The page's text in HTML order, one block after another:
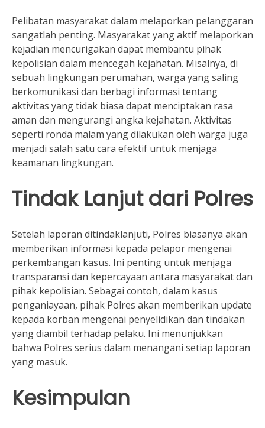
Pelibatan masyarakat dalam melaporkan pelanggaran
sangatlah penting. Masyarakat yang aktif melaporkan
kejadian mencurigakan dapat membantu pihak
kepolisian dalam mencegah kejahatan. Misalnya, di
sebuah lingkungan perumahan, warga yang saling
berkomunikasi dan berbagi informasi tentang
aktivitas yang tidak biasa dapat menciptakan rasa
aman dan mengurangi angka kejahatan. Aktivitas
seperti ronda malam yang dilakukan oleh warga juga
menjadi salah satu cara efektif untuk menjaga
keamanan lingkungan.
Tindak Lanjut dari Polres
Setelah laporan ditindaklanjuti, Polres biasanya akan
memberikan informasi kepada pelapor mengenai
perkembangan kasus. Ini penting untuk menjaga
transparansi dan kepercayaan antara masyarakat dan
pihak kepolisian. Sebagai contoh, dalam kasus
penganiayaan, pihak Polres akan memberikan update
kepada korban mengenai penyelidikan dan tindakan
yang diambil terhadap pelaku. Ini menunjukkan
bahwa Polres serius dalam menangani setiap laporan
yang masuk.
Kesimpulan